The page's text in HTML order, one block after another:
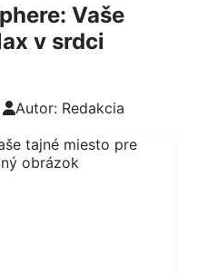
Vaše
v srdci
Autor: Redakcia